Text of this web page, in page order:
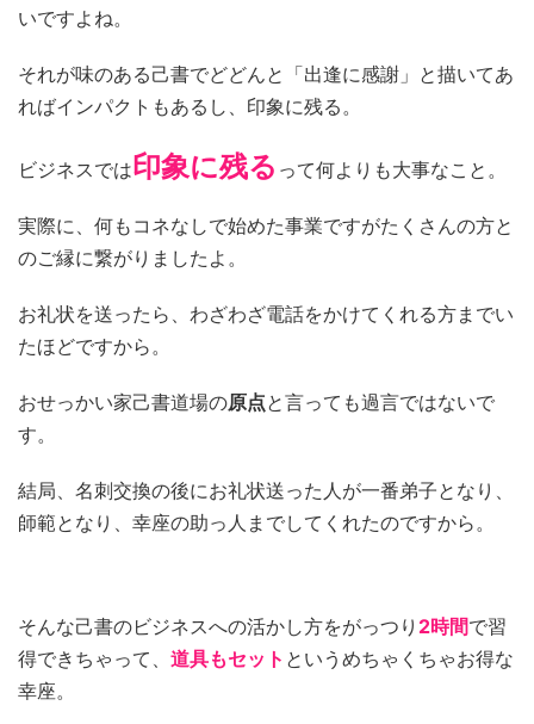
いですよね。
それが味のある己書でどどんと「出逢に感謝」と描いてあ
ればインパクトもあるし、印象に残る。
ビジネスでは印象に残る って何よりも大事なこと。
実際に、何もコネなしで始めた事業ですがたくさんの方と
のご縁に繋がりましたよ。
お礼状を送ったら、わざわざ電話をかけてくれる方までい
たほどですから。
おせっかい家己書道場の原点と言っても過言ではないで
す。
結局、名刺交換の後にお礼状送った人が一番弟子となり、
師範となり、幸座の助っ人までしてくれたのですから。
そんな己書のビジネスへの活かし方をがっつり 2時間で習
得できちゃって、 道具もセット というめちゃくちゃお得な
幸座。